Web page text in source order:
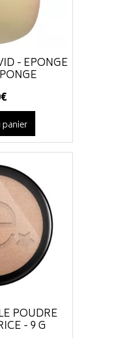
- ÉPONGE
€
POUDRE
- 9 G